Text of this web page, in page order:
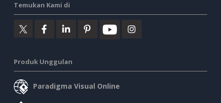
Temukan Kami di
Produk Unggulan
Paradigma Visual Online